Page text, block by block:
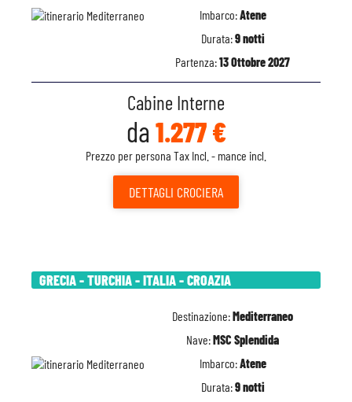
Imbarco:Atene
Durata:9 notti
Partenza:13 Ottobre 2027
Cabine Interne
da 1.277 €
Prezzo per persona Tax Incl. - mance incl.
DETTAGLI CROCIERA
GRECIA - TURCHIA - ITALIA - CROAZIA
Destinazione:Mediterraneo
Nave:MSC Splendida
Imbarco:Atene
Durata:9 notti